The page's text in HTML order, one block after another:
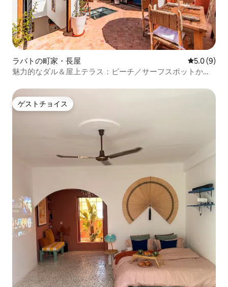
ラバトの町家・長屋 レビュー9
5.0 (9)
魅力的なダル＆屋上テラス：ビーチ／サーフスポットから5
ゲストチョイス
ゲストチョイス